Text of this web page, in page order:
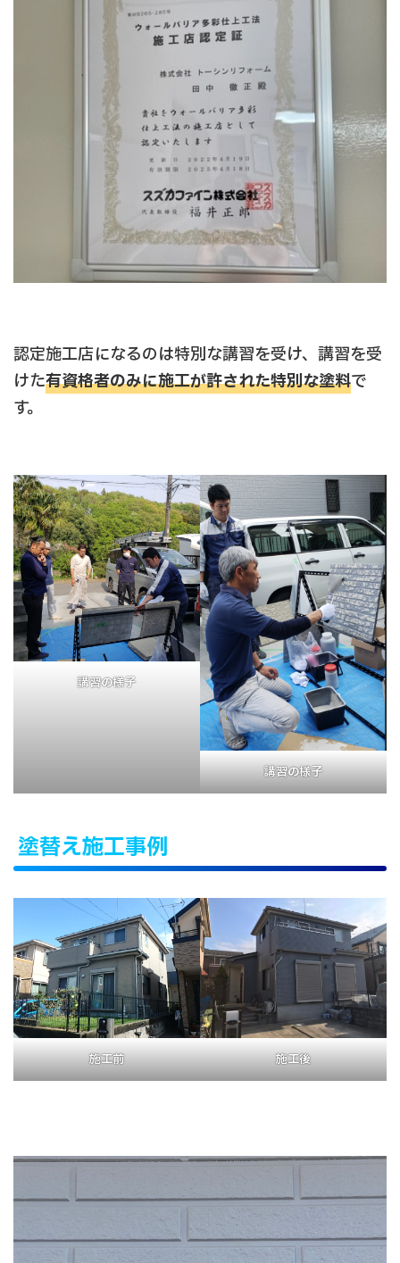
認定施工店になるのは特別な講習を受け、講習を受
けた有資格者のみに施工が許された特別な塗料で
す。
講習の様子
講習の様子
塗替え施工事例
施工前 施工後